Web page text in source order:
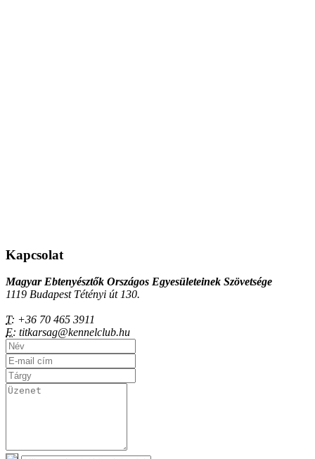
Kapcsolat
Magyar Ebtenyésztők Országos Egyesületeinek Szövetsége
1119 Budapest Tétényi út 130.
T: +36 70 465 3911
E: titkarsag@kennelclub.hu